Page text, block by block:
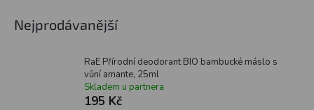
Nejprodávanější
RaE Přírodní deodorant BIO bambucké máslo s
vůní amante, 25ml
Skladem u partnera
195 Kč